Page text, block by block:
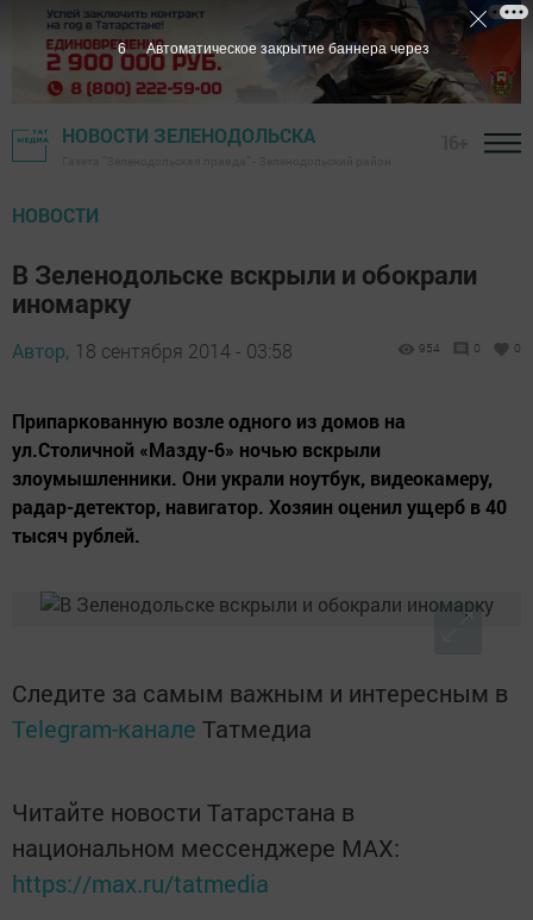
НОВОСТИ ЗЕЛЕНОДОЛЬСКА
НОВОСТИ
В Зеленодольске вскрыли и обокрали
иномарку
Автор, 18 сентября 2014 - 03:58 954 0 0
Припаркованную возле одного из домов на
ул.Столичной «Мазду-6» ночью вскрыли
злоумышленники. Они украли ноутбук, видеокамеру,
радар-детектор, навигатор. Хозяин оценил ущерб в 40
тысяч рублей.
Следите за самым важным и интересным в
Telegram-канале Татмедиа
Читайте новости Татарстана в
национальном мессенджере MАХ:
https://max.ru/tatmedia
5 Автоматическое закрытие баннера через